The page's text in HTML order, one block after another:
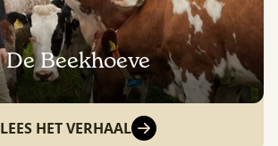
De Beekhoeve
LEES HET VERHAAL